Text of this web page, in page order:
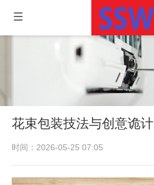
花束包装技法与创意诡计
时间：2026-05-25 07:05